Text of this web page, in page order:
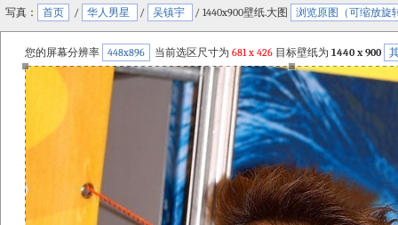
写真： 首页 / 华人男星 / 吴镇宇 / 1440x900壁纸.大图 浏览原图（可缩放旋
您的屏幕分辨率 448x896 当前选区尺寸为 681x 426 目标壁纸为 1440 x 900